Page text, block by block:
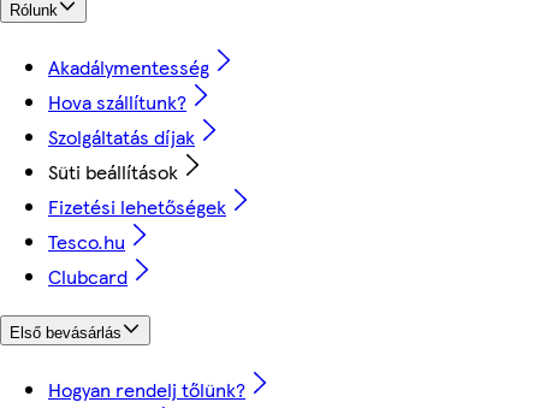
Rólunk
Akadálymentesség
Hova szállítunk?
Szolgáltatás díjak
Süti beállítások
Fizetési lehetőségek
Tesco.hu
Clubcard
Első bevásárlás
Hogyan rendelj tőlünk?